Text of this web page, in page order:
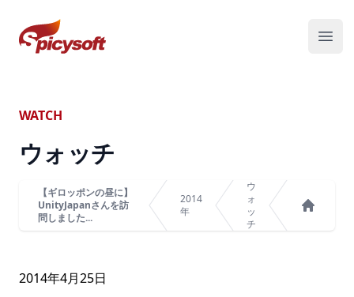
スパイシーソフト株式会社
メニ
WATCH
ウォッチ
【ギロッポンの昼に】
UnityJapanさんを訪
問しました...
2014
年
ウ
ォ
ッ
チ
2014年4月25日